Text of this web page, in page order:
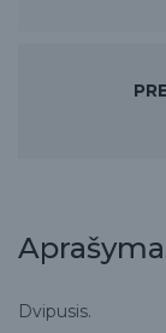
Dvipusis.